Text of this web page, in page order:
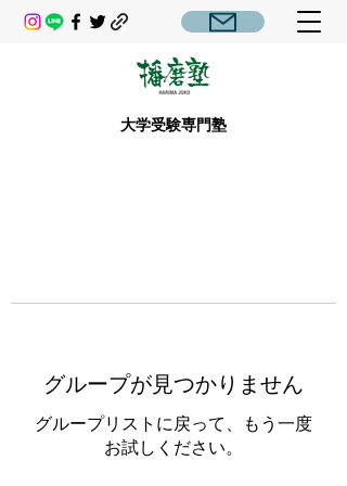
大学受験専門塾
グループが見つかりません
グループリストに戻って、もう一度
お試しください。